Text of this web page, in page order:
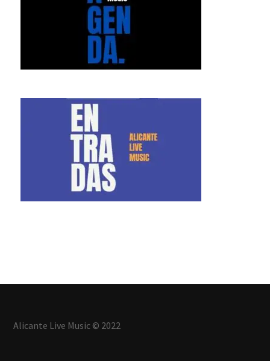
Alicante Live Music © 2022